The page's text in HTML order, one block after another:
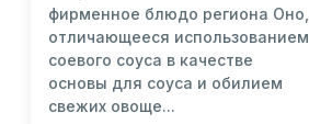
фирменное блюдо региона Оно,
отличающееся использованием
соевого соуса в качестве
основы для соуса и обилием
свежих овоще...